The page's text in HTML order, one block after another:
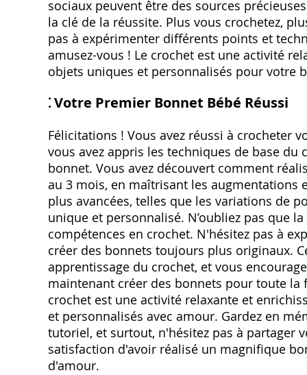
sociaux peuvent être des sources
la clé de la réussite. Plus vous crochetez,
pas à expérimenter différents points et
amusez-vous ! Le crochet est une activité
objets uniques et personnalisés pour votre
⁚ Votre Premier Bonnet Bébé Réussi
Félicitations ! Vous avez réussi à crocheter
vous avez appris les techniques de base
bonnet. Vous avez découvert comment
au 3 mois, en maîtrisant les augmentations
plus avancées, telles que les variations de
unique et personnalisé. N’oubliez pas que
compétences en crochet. N'hésitez pas à
créer des bonnets toujours plus originaux.
apprentissage du crochet, et vous
maintenant créer des bonnets pour toute la
crochet est une activité relaxante et
et personnalisés avec amour. Gardez en
tutoriel, et surtout, n'hésitez pas à partager
satisfaction d'avoir réalisé un magnifique
d'amour.